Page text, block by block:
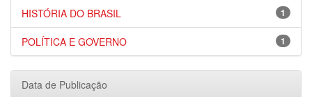
1
HISTÓRIA DO BRASIL
1
POLÍTICA E GOVERNO
Data de Publicação